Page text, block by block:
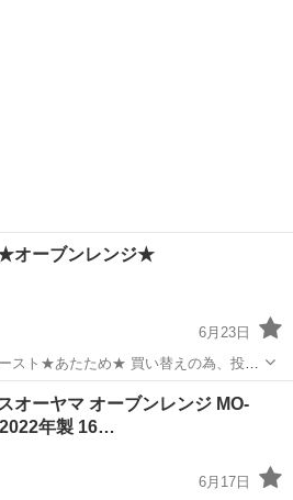
ーブンレンジ★
6月23日
スト★あたため★ 買い替えの為、投稿
が、大きいサイズが必要になりました
ける方優先にて お渡し時点が現状とし
キッチン家電
オーヤマ オーブンレンジ MO-
年製 16…
6月17日